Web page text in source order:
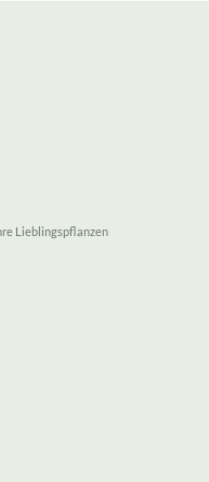
Lieblingspflanzen